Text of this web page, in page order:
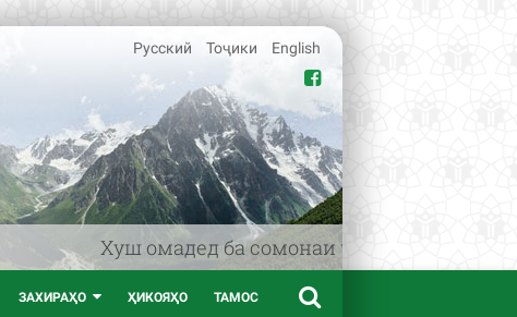
Хуш омадед ба сомонаи www.afif.tj – портали
Русский Тоҷики English
ЗАХИРАҲО ҲИКОЯҲО ТАМОС